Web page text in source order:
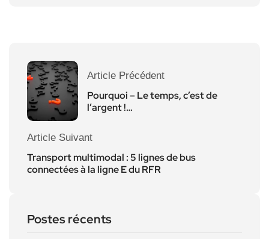
Article Précédent
Pourquoi – Le temps, c’est de
l’argent !…
Article Suivant
Transport multimodal : 5 lignes de bus
connectées à la ligne E du RFR
Postes récents